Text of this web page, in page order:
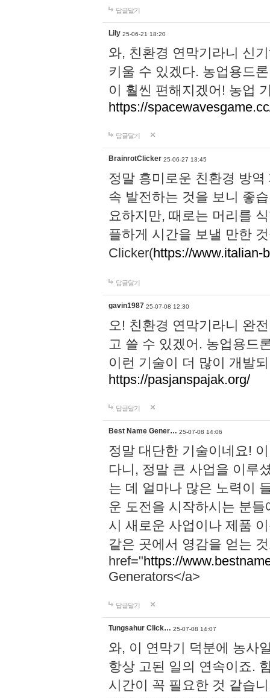
답글달기
Lily 25-06-21 18:20
와, 친환경 연막기라니 신
키울 수 있겠다. 농업용드
이 훨씬 편해지겠어! 농업
https://
답글달기
BrainrotClicker 25-06-27 13:45
정말 흥미로운 친환경 방
속 발전하는 것을 보니 좋
요하지만, 때로는 머리를
플하게 시간을 보낼 만한
Clicker(https://www.italian-
답글달기
gavin1987 25-07-08 12:30
오! 친환경 연막기라니 완
고 쓸 수 있겠어. 농업용드
이런 기술이 더 많이 개발
https://pasjanspajak.org/
답글달기
Best Name Gener… 25-07-08 14:06
정말 대단한 기술이네요!
다니, 정말 큰 사업을 이루
는 데 얼마나 많은 노력이
운 도전을 시작하시는 분
시 새로운 사업이나 제품
같은 곳에서 영감을 얻는
href="https://
Generators</a>
답글달기
Tungsahur Click… 25-07-08 14:07
와, 이 연막기 덕분에 농사
항상 고된 일의 연속이죠.
시간이 꼭 필요한 것 같습